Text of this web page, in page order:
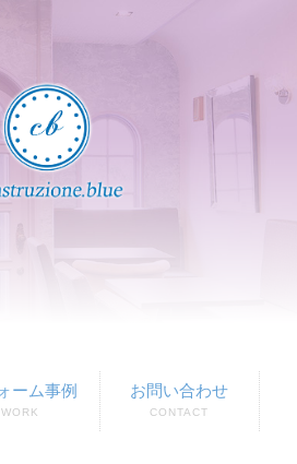
ーム事例
WORK
お問い合わせ
CONTACT